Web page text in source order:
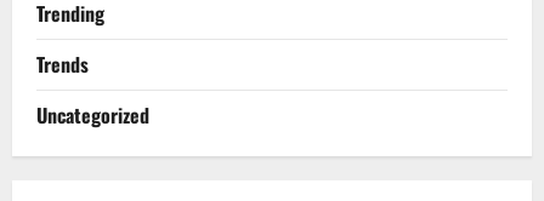
Trending
Trends
Uncategorized